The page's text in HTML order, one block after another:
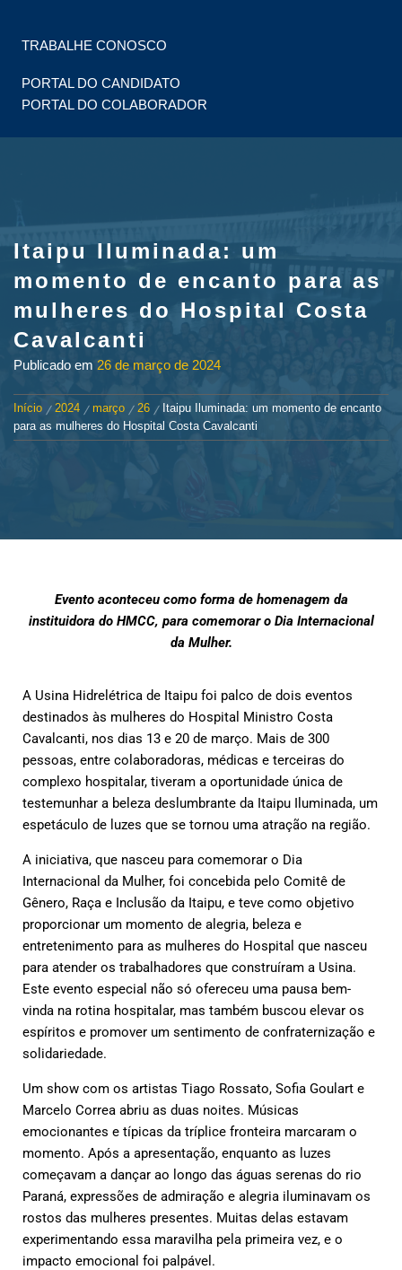
TRABALHE CONOSCO
PORTAL DO CANDIDATO
PORTAL DO COLABORADOR
Itaipu Iluminada: um
momento de encanto para as
mulheres do Hospital Costa
Cavalcanti
Publicado em 26 de março de 2024
Início 2024 março 26
Itaipu Iluminada: um momento de encanto
para as mulheres do Hospital Costa Cavalcanti
Evento aconteceu como forma de homenagem da
instituidora do HMCC, para comemorar o Dia Internacional
da Mulher.
A Usina Hidrelétrica de Itaipu foi palco de dois eventos
destinados às mulheres do Hospital Ministro Costa
Cavalcanti, nos dias 13 e 20 de março. Mais de 300
pessoas, entre colaboradoras, médicas e terceiras do
complexo hospitalar, tiveram a oportunidade única de
testemunhar a beleza deslumbrante da Itaipu Iluminada, um
espetáculo de luzes que se tornou uma atração na região.
A iniciativa, que nasceu para comemorar o Dia
Internacional da Mulher, foi concebida pelo Comitê de
Gênero, Raça e Inclusão da Itaipu, e teve como objetivo
proporcionar um momento de alegria, beleza e
entretenimento para as mulheres do Hospital que nasceu
para atender os trabalhadores que construíram a Usina.
Este evento especial não só ofereceu uma pausa bem-
vinda na rotina hospitalar, mas também buscou elevar os
espíritos e promover um sentimento de confraternização e
solidariedade.
Um show com os artistas Tiago Rossato, Sofia Goulart e
Marcelo Correa abriu as duas noites. Músicas
emocionantes e típicas da tríplice fronteira marcaram o
momento. Após a apresentação, enquanto as luzes
começavam a dançar ao longo das águas serenas do rio
Paraná, expressões de admiração e alegria iluminavam os
rostos das mulheres presentes. Muitas delas estavam
experimentando essa maravilha pela primeira vez, e o
impacto emocional foi palpável.